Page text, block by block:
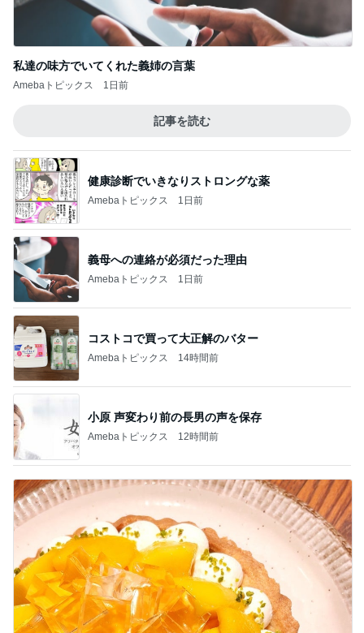
私達の味方でいてくれた義姉の言葉
Amebaトピックス 1日前
記事を読む
健康診断でいきなりストロングな薬
Amebaトピックス 1日前
義母への連絡が必須だった理由
Amebaトピックス 1日前
コストコで買って大正解のバター
Amebaトピックス 14時間前
小原 声変わり前の長男の声を保存
Amebaトピックス 12時間前